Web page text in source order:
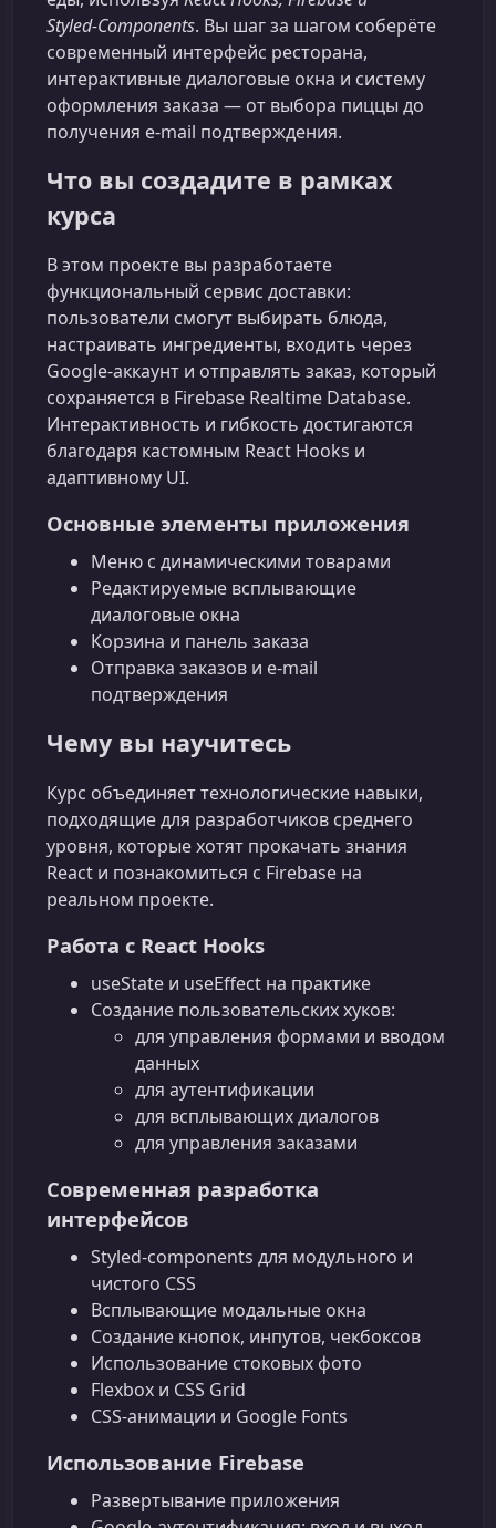
Styled‑Components. Вы шаг за шагом соберёте
современный интерфейс ресторана,
интерактивные диалоговые окна и систему
оформления заказа — от выбора пиццы до
получения e‑mail подтверждения.
Что вы создадите в рамках
курса
В этом проекте вы разработаете
функциональный сервис доставки:
пользователи смогут выбирать блюда,
настраивать ингредиенты, входить через
Google‑аккаунт и отправлять заказ, который
сохраняется в Firebase Realtime Database.
Интерактивность и гибкость достигаются
благодаря кастомным React Hooks и
адаптивному UI.
Основные элементы приложения
Меню с динамическими товарами
Редактируемые всплывающие
диалоговые окна
Корзина и панель заказа
Отправка заказов и e‑mail
подтверждения
Чему вы научитесь
Курс объединяет технологические навыки,
подходящие для разработчиков среднего
уровня, которые хотят прокачать знания
React и познакомиться с Firebase на
реальном проекте.
Работа с React Hooks
useState и useEffect на практике
Создание пользовательских хуков:
для управления формами и вводом
данных
для аутентификации
для всплывающих диалогов
для управления заказами
Современная разработка
интерфейсов
Styled‑components для модульного и
чистого CSS
Всплывающие модальные окна
Создание кнопок, инпутов, чекбоксов
Использование стоковых фото
Flexbox и CSS Grid
CSS‑анимации и Google Fonts
Использование Firebase
Развертывание приложения